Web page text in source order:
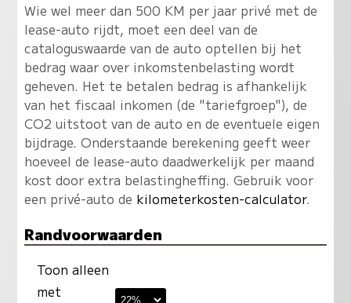
Wie wel meer dan 500 KM per jaar privé met de
lease-auto rijdt, moet een deel van de
cataloguswaarde van de auto optellen bij het
bedrag waar over inkomstenbelasting wordt
geheven. Het te betalen bedrag is afhankelijk
van het fiscaal inkomen (de "tariefgroep"), de
CO2 uitstoot van de auto en de eventuele eigen
bijdrage. Onderstaande berekening geeft weer
hoeveel de lease-auto daadwerkelijk per maand
kost door extra belastingheffing. Gebruik voor
een privé-auto de kilometerkosten-calculator.
Randvoorwaarden
Toon alleen
met